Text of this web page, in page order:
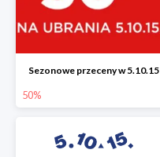
Sezonowe przeceny w 5.10.15
50%